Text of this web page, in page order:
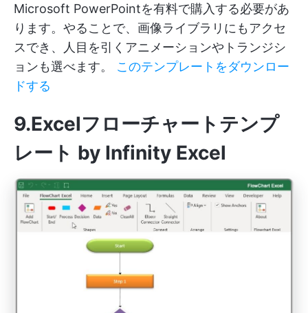
Microsoft PowerPointを有料で購入する必要があ
ります。やることで、画像ライブラリにもアクセ
スでき、人目を引くアニメーションやトランジシ
ョンも選べます。 このテンプレートをダウンロー
ドする
9.Excelフローチャートテンプ
レート by Infinity Excel